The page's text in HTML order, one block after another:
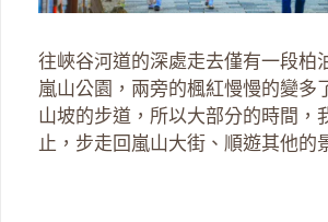
往峽谷河道的深處走去僅有一段柏
嵐山公園，兩旁的楓紅慢慢的變多
山坡的步道，所以大部分的時間，
止，步走回嵐山大街、順遊其他的